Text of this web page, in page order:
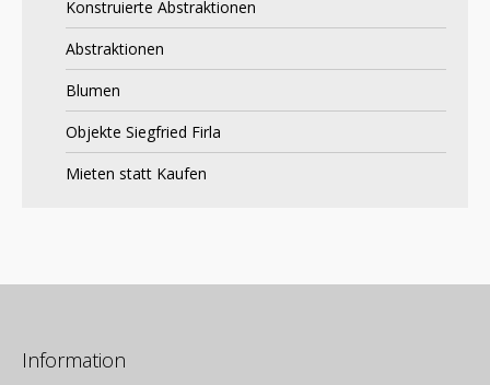
Konstruierte Abstraktionen
Abstraktionen
Blumen
Objekte Siegfried Firla
Mieten statt Kaufen
Information